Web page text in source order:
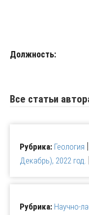
Должность:
Все статьи
Рубрика: Геология
Декабрь), 2022 год.
Рубрика: Научно-